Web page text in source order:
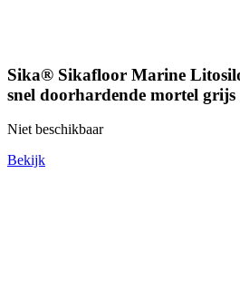
Sika® Sikafloor Marine
snel doorhardende mortel grijs
Niet beschikbaar
Bekijk